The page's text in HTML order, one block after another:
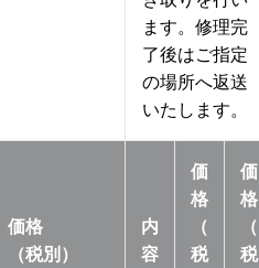
ます。修理完
了後はご指定
の場所へ返送
いたします。
価格
（税別）
内
容
価
格
（
税
価
格
（
税